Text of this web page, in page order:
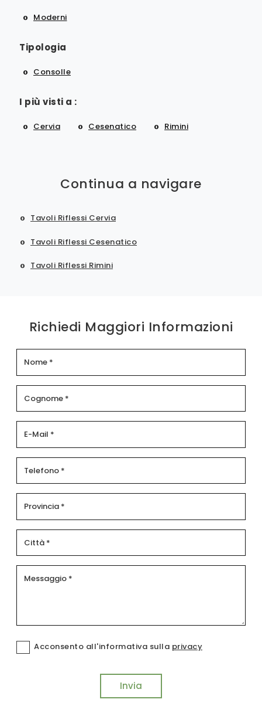
Moderni
Tipologia
Consolle
I più visti a :
Cervia Cesenatico Rimini
Continua a navigare
Tavoli Riflessi Cervia
Tavoli Riflessi Cesenatico
Tavoli Riflessi Rimini
Richiedi Maggiori Informazioni
Acconsento all'informativa sulla privacy
Invia